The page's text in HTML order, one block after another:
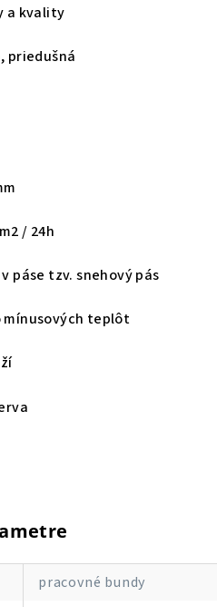
a kvality
priedušná
/ 24h
páse tzv. snehový pás
mínusových teplôt
pracovné bundy